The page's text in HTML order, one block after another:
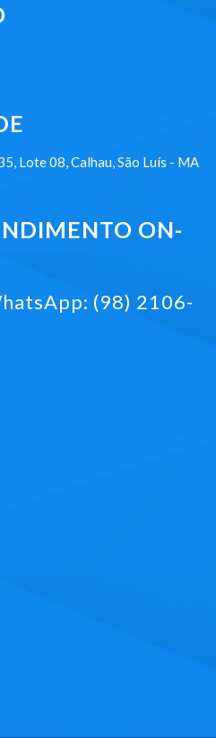
Lote 08, Calhau, São Luís - MA
ON-
(98) 2106-